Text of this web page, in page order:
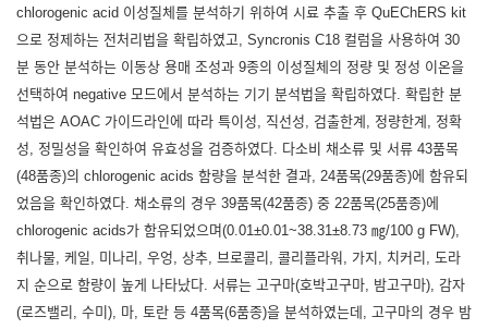
chlorogenic acid 이성질체를 분석하기 위하여 시료 추출 후 QuEChERS kit
으로 정제하는 전처리법을 확립하였고, Syncronis C18 컬럼을 사용하여 30
분 동안 분석하는 이동상 용매 조성과 9종의 이성질체의 정량 및 정성 이온을
선택하여 negative 모드에서 분석하는 기기 분석법을 확립하였다. 확립한 분
석법은 AOAC 가이드라인에 따라 특이성, 직선성, 검출한계, 정량한계, 정확
성, 정밀성을 확인하여 유효성을 검증하였다. 다소비 채소류 및 서류 43품목
(48품종)의 chlorogenic acids 함량을 분석한 결과, 24품목(29품종)에 함유되
었음을 확인하였다. 채소류의 경우 39품목(42품종) 중 22품목(25품종)에
chlorogenic acids가 함유되었으며(0.01±0.01~38.31±8.73 ㎎/100 g FW),
취나물, 케일, 미나리, 우엉, 상추, 브로콜리, 콜리플라워, 가지, 치커리, 도라
지 순으로 함량이 높게 나타났다. 서류는 고구마(호박고구마, 밤고구마), 감자
(로즈밸리, 수미), 마, 토란 등 4품목(6품종)을 분석하였는데, 고구마의 경우 밤